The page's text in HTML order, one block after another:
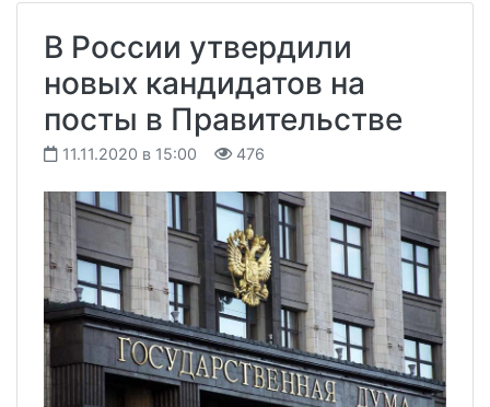
В России утвердили
новых кандидатов на
посты в Правительстве
11.11.2020 в 15:00 476